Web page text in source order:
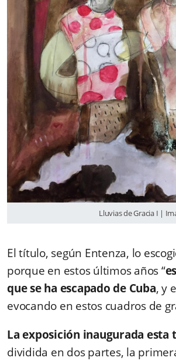
Lluvias de Gracia I |
El título, según Entenza, lo
porque en estos últimos años “
que se ha escapado de Cuba, y
evocando en estos cuadros de
La exposición inaugurada esta
dividida en dos partes, la